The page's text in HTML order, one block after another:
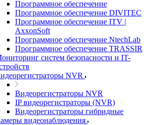
Программное обеспечение
Программное обеспечение DIVITEC
Программное обеспечение ITV |
AxxonSoft
Программное обеспечение NtechLab
Программное обеспечение TRASSIR
систем безопасности и IT-
NVR
Видеорегистраторы NVR
IP видеорегистраторы (NVR)
Видеорегистраторы гибридные
видеонаблюдения